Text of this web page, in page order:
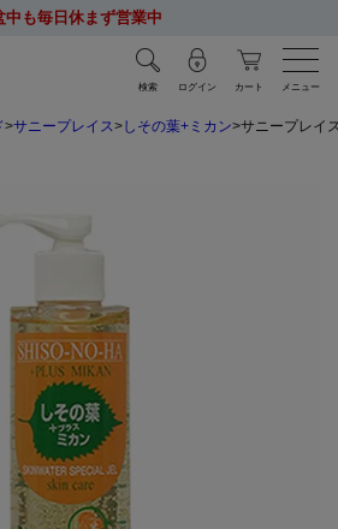
中も毎日休まず営業中
検索 ログイン カート メニュー
サニープレイス しその葉+ミカン サニープレイ